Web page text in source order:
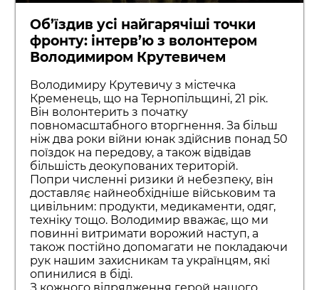
Об’їздив усі найгарячіші точки
фронту: інтерв’ю з волонтером
Володимиром Крутевичем
Володимиру Крутевичу з містечка
Кременець, що на Тернопільщині, 21 рік.
Він волонтерить з початку
повномасштабного вторгнення. За більш
ніж два роки війни юнак здійснив понад 50
поїздок на передову, а також відвідав
більшість деокупованих територій.
Попри численні ризики й небезпеку, він
доставляє найнеобхідніше військовим та
цивільним: продукти, медикаменти, одяг,
техніку тощо. Володимир вважає, що ми
повинні витримати ворожий наступ, а
також постійно допомагати не покладаючи
рук нашим захисникам та українцям, які
опинилися в біді.